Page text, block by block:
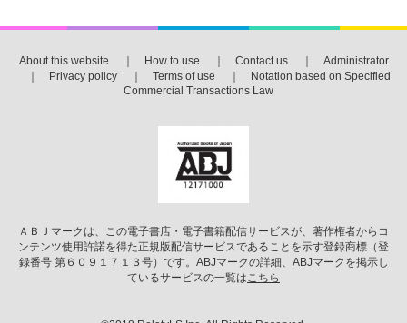
About this website ｜ How to use ｜ Contact us｜ Administrator
｜ Privacy policy ｜ Terms of use ｜ Notation based on Specified
Commercial Transactions Law
ＡＢＪマークは、この電子書店・電子書籍配信サービスが、著作権者からコ
ンテンツ使用許諾を得た正規版配信サービスであることを示す登録商標（登
録番号 第６０９１７１３号）です。ABJマークの詳細、ABJマークを掲示し
ているサービスの一覧は こちら